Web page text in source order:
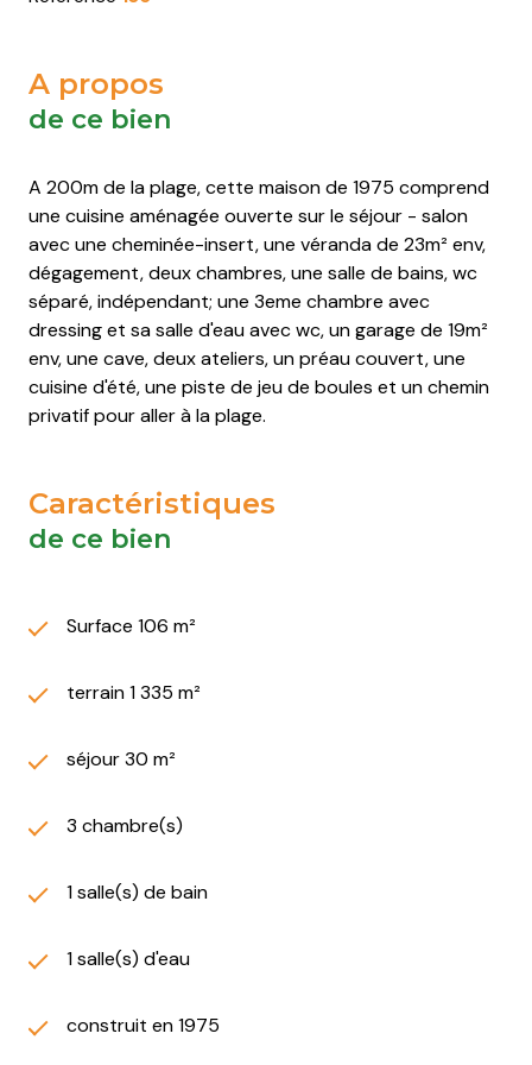
Saint-
d'Oléron
Saint-
les-
Bains
Saint-
d'Oléron
Saint-
les-
Bains
Saint-
d'Oléron
Saint-
les-
Bains
Saint-
d'Oléron
Saint-
les-
Bains
A propos
de ce bien
A 200m de la plage, cette maison de 1975 comprend
une cuisine aménagée ouverte sur le séjour - salon
avec une cheminée-insert, une véranda de 23m² env,
dégagement, deux chambres, une salle de bains, wc
séparé, indépendant; une 3eme chambre avec
dressing et sa salle d'eau avec wc, un garage de 19m²
env, une cave, deux ateliers, un préau couvert, une
cuisine d'été, une piste de jeu de boules et un chemin
privatif pour aller à la plage.
Caractéristiques
de ce bien
Surface 106 m²
terrain 1 335 m²
séjour 30 m²
3 chambre(s)
1 salle(s) de bain
1 salle(s) d'eau
construit en 1975